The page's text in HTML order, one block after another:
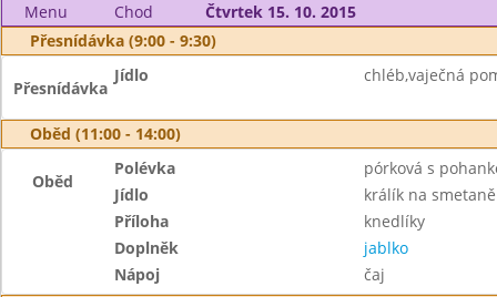
Menu Chod
Čtvrtek 15. 10. 2015
Přesnídávka (9:00 - 9:30)
Přesnídávka
Jídlo chléb,vaječná
Oběd (11:00 - 14:00)
Oběd
Polévka
pórková s
Jídlo
králík na smetaně
Příloha
knedlíky
Doplněk
jablko
Nápoj
čaj